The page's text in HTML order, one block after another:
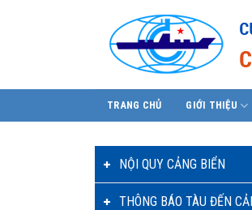
TRANG CHỦ GIỚI THIỆU
NỘI QUY CẢNG BIỂN
THÔNG BÁO TÀU ĐẾN